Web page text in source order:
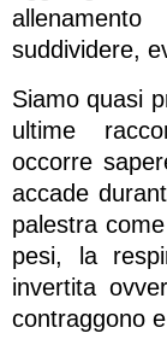
suddividere,
Siamo quasi
ultime
occorre
accade
palestra
pesi, la
invertita
contraggono